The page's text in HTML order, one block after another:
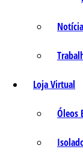
Loja Virtual
Óleos